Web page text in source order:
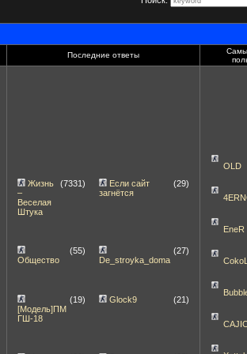
Последние ответы
Жизнь
–
Веселая
Штука
(7331)
Если сайт
загнётся
(29)
Общество
(55)
De_stroyka_doma
(27)
[Модель]ПМ
ГШ-18
(19) Glock9 (21)
OLD
EneR